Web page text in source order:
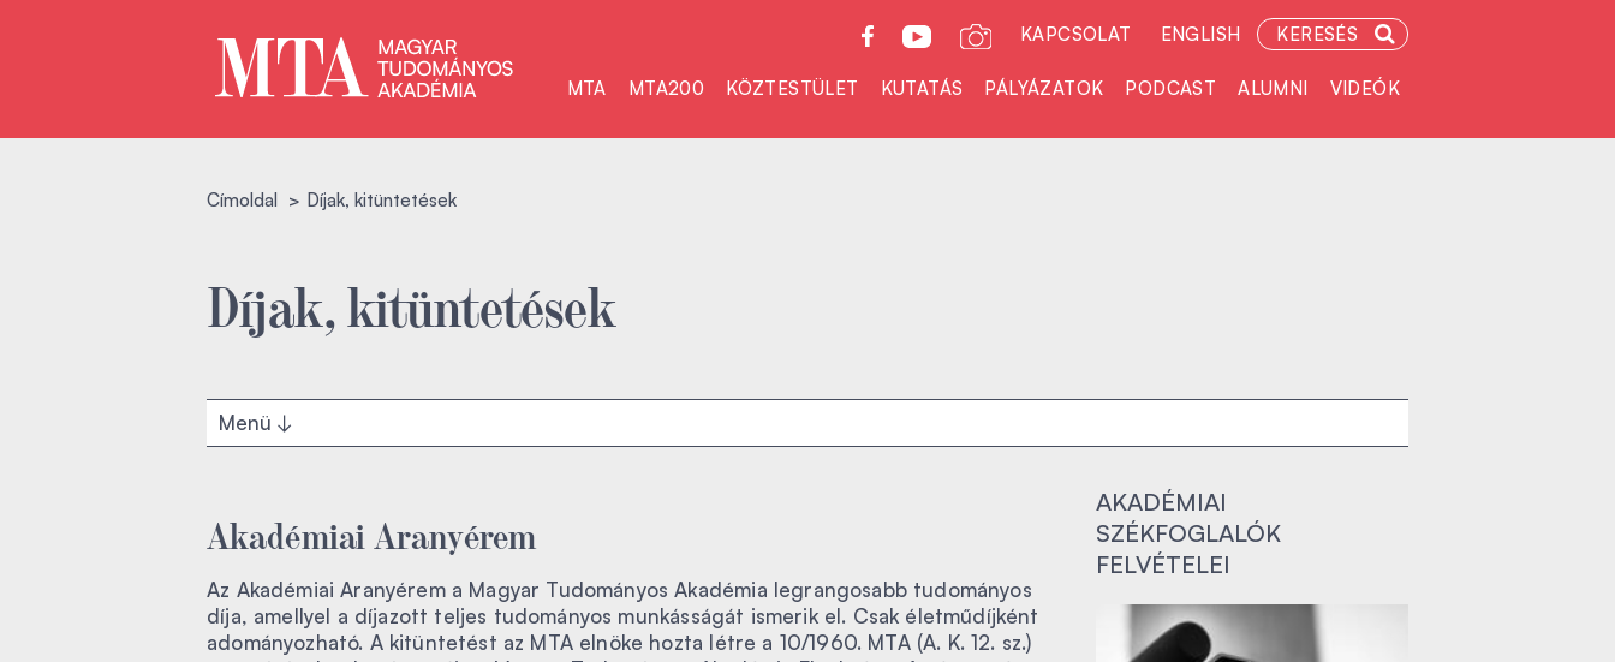
KAPCSOLAT ENGLISH KERESÉS
MTA MTA200 KÖZTESTÜLET KUTATÁS PÁLYÁZATOK PODCAST ALUMNI VIDEÓK
Címoldal Díjak, kitüntetések
Díjak, kitüntetések
Menü
Akadémiai Aranyérem
Az Akadémiai Aranyérem a Magyar Tudományos Akadémia legrangosabb tudományos
díja, amellyel a díjazott teljes tudományos munkásságát ismerik el. Csak életműdíjként
adományozható. A kitüntetést az MTA elnöke hozta létre a 10/1960. MTA (A. K. 12. sz.)
AKADÉMIAI
SZÉKFOGLALÓK
FELVÉTELEI